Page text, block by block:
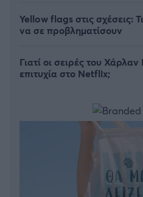
Yellow flags στις σχέσεις:
να σε προβληματίσουν
Γιατί οι σειρές του
επιτυχία στο Netflix;